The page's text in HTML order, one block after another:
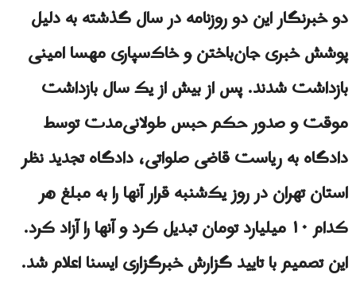
دو خبرنگار این دو روزنامه در سال گذشته به دلیل
پوشش خبری جان‌باختن و خاک‌سپاری مهسا امینی
بازداشت شدند. پس از بیش از یک سال بازداشت
موقت و صدور حکم حبس طولانی‌مدت توسط
دادگاه به ریاست قاضی صلواتی، دادگاه تجدید نظر
استان تهران در روز یک‌شنبه قرار آنها را به مبلغ هر
کدام ۱۰ میلیارد تومان تبدیل کرد و آنها را آزاد کرد.
این تصمیم با تایید گزارش خبرگزاری ایسنا اعلام شد.